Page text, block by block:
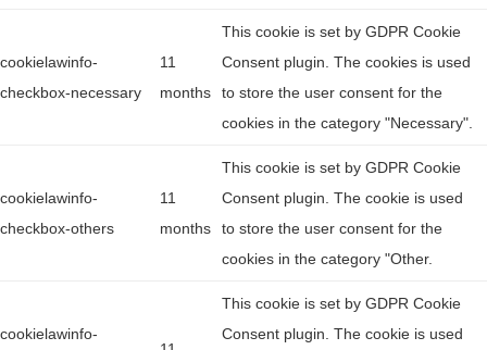
cookielawinfo-
checkbox-necessary
11
months
This cookie is set by GDPR Cookie
Consent plugin. The cookies is used
to store the user consent for the
cookies in the category "Necessary".
cookielawinfo-
checkbox-others
11
months
This cookie is set by GDPR Cookie
Consent plugin. The cookie is used
to store the user consent for the
cookies in the category "Other.
cookielawinfo-
This cookie is set by GDPR Cookie
Consent plugin. The cookie is used